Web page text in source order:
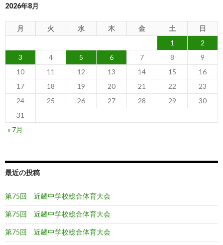
2026年8月
月 火 水 木 金 土
日
1
2
3
4 5 6 7 8
9
10
11 12 13 14 15
16
17
18 19 20 21 22
23
24
25 26 27 28 29
30
31
« 7月
最近の投稿
第75回 近畿中学校総合体育大会
第75回 近畿中学校総合体育大会
第75回 近畿中学校総合体育大会